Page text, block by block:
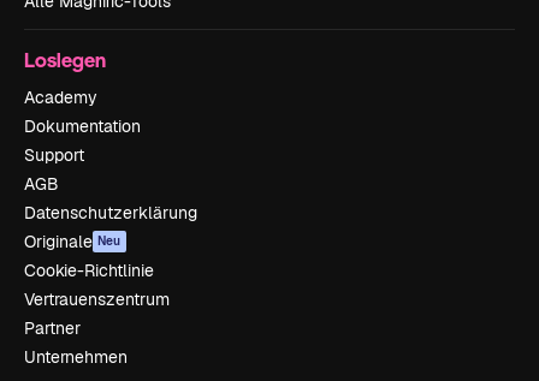
Loslegen
Academy
Dokumentation
Support
AGB
Datenschutzerklärung
Originale Neu
Cookie-Richtlinie
Vertrauenszentrum
Partner
Unternehmen